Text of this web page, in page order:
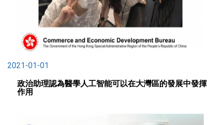
2021-01-01
政治助理認為醫學人工智能可以在大灣區的發展中發揮
作用